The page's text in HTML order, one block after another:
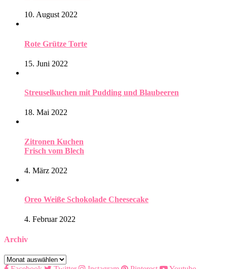
10. August 2022
Rote Grütze Torte
15. Juni 2022
Streuselkuchen mit Pudding und Blaubeeren
18. Mai 2022
Zitronen Kuchen
Frisch vom Blech
4. März 2022
Oreo Weiße Schokolade Cheesecake
4. Februar 2022
Archiv
Archiv